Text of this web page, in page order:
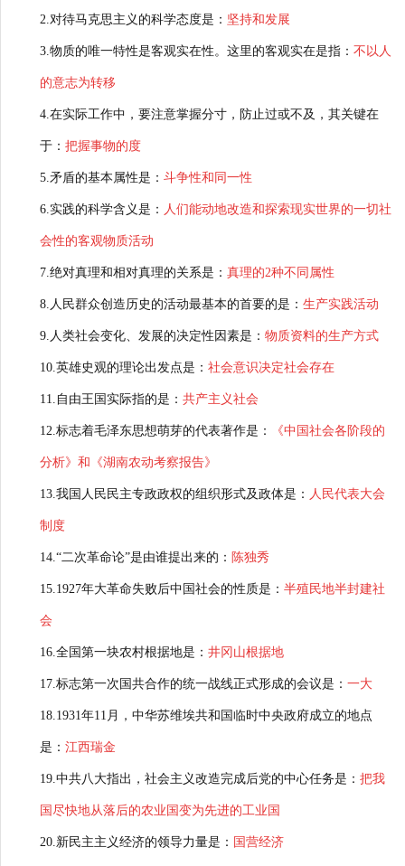
2.对待马克思主义的科学态度是： 坚持和发展
3.物质的唯一特性是客观实在性。这里的客观实在是指： 不以人
的意志为转移
4.在实际工作中，要注意掌握分寸，防止过或不及，其关键在
于： 把握事物的度
5.矛盾的基本属性是： 斗争性和同一性
6.实践的科学含义是： 人们能动地改造和探索现实世界的一切社
会性的客观物质活动
7.绝对真理和相对真理的关系是： 真理的2种不同属性
8.人民群众创造历史的活动最基本的首要的是： 生产实践活动
9.人类社会变化、发展的决定性因素是： 物质资料的生产方式
10.英雄史观的理论出发点是： 社会意识决定社会存在
11.自由王国实际指的是： 共产主义社会
12.标志着毛泽东思想萌芽的代表著作是： 《中国社会各阶段的
分析》和《湖南农动考察报告》
13.我国人民民主专政政权的组织形式及政体是： 人民代表大会
制度
14.“二次革命论”是由谁提出来的： 陈独秀
15.1927年大革命失败后中国社会的性质是： 半殖民地半封建社
会
16.全国第一块农村根据地是： 井冈山根据地
17.标志第一次国共合作的统一战线正式形成的会议是： 一大
18.1931年11月，中华苏维埃共和国临时中央政府成立的地点
是： 江西瑞金
19.中共八大指出，社会主义改造完成后党的中心任务是： 把我
国尽快地从落后的农业国变为先进的工业国
20.新民主主义经济的领导力量是： 国营经济